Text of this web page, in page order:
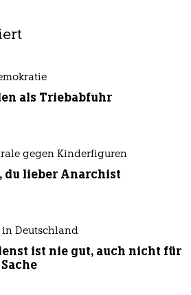
als Triebabfuhr
gegen Kinderfiguren
du lieber Anarchist
Deutschland
ist nie gut, auch nicht für